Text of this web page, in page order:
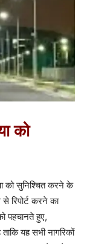
को
को सुनिश्चित करने के
रिपोर्ट करने का
पहचानते हुए,
यह सभी नागरिकों